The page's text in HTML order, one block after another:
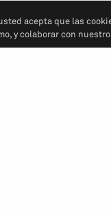
acepta que las
y colaborar con